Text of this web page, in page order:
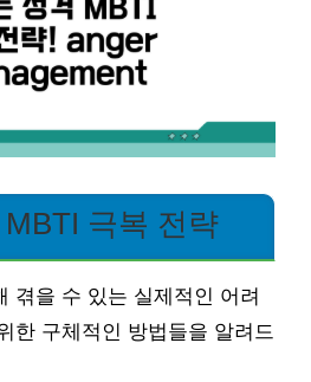
극복 전략
겪을 수 있는 실제적인 어려
한 구체적인 방법들을 알려드